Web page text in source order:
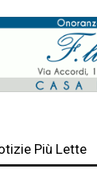
Più Lette